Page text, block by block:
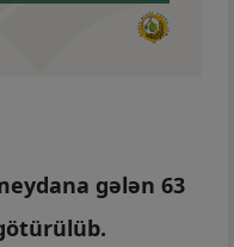
gələn 63